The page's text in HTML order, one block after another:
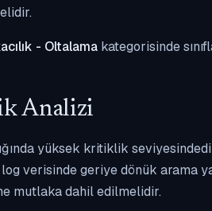
- Oltalama kategorisinde
Analizi
yüksek kritiklik
verisinde geriye dönük arama
mutlaka dahil edilmelidir.